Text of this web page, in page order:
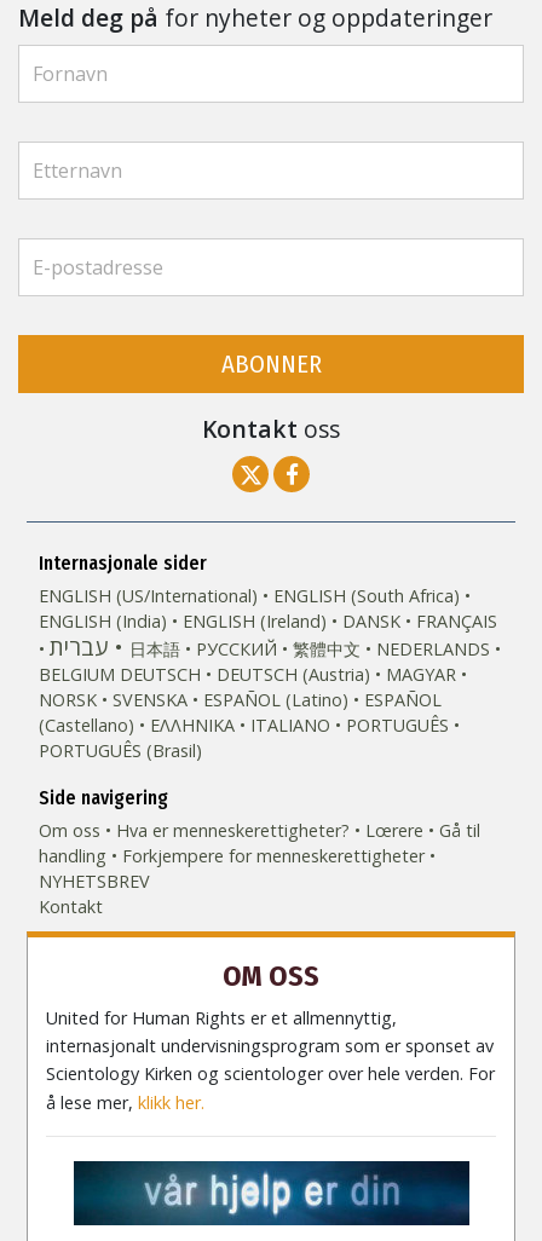
Meld deg på for nyheter og oppdateringer
ABONNER
Kontakt oss
Internasjonale sider
ENGLISH (US/International)
ENGLISH (South Africa)
ENGLISH (India)
ENGLISH (Ireland) DANSK FRANÇAIS
עברית 日本語 РУССКИЙ 繁體中文
NEDERLANDS
BELGIUM DEUTSCH DEUTSCH (Austria)
MAGYAR
NORSK
SVENSKA ESPAÑOL (Latino)
ESPAÑOL
(Castellano)
ΕΛΛΗΝΙΚA ITALIANO
PORTUGUÊS
PORTUGUÊS (Brasil)‎
Side navigering
Om oss
Hva er menneske­rettigheter? Lœrere
Gå til
handling
Forkjempere for menneskerettigheter
NYHETSBREV
Kontakt
OM OSS
United for Human Rights er et allmennyttig,
internasjonalt undervisningsprogram som er sponset av
Scientology Kirken og scientologer over hele verden. For
å lese mer,klikk her.